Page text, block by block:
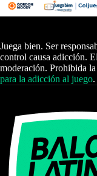
Juega bien. Ser
control causa adicción.
moderación. Prohibida
para la adicción al juego.